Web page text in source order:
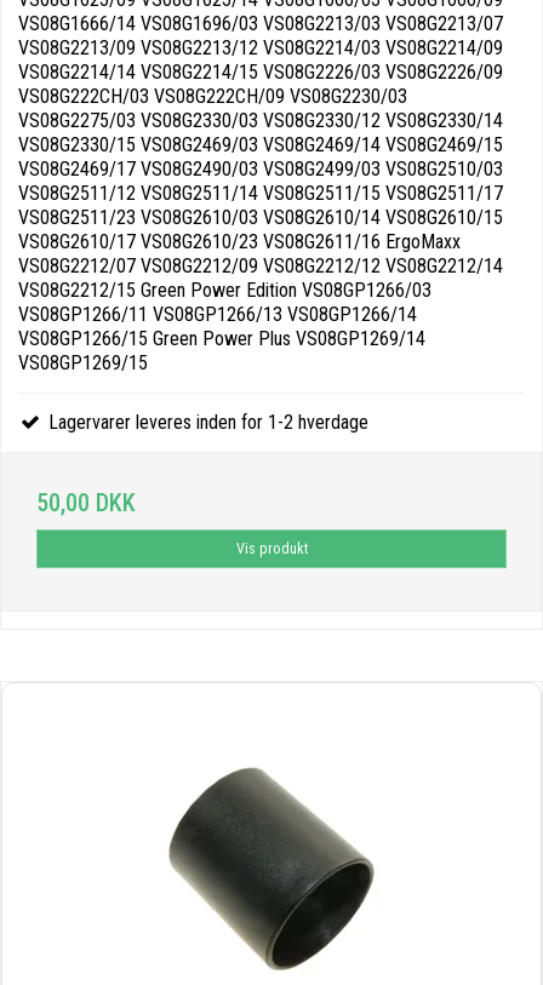
VS08G1666/14 VS08G1696/03 VS08G2213/03 VS08G2213/07
VS08G2213/09 VS08G2213/12 VS08G2214/03 VS08G2214/09
VS08G2214/14 VS08G2214/15 VS08G2226/03 VS08G2226/09
VS08G222CH/03 VS08G222CH/09 VS08G2230/03
VS08G2275/03 VS08G2330/03 VS08G2330/12 VS08G2330/14
VS08G2330/15 VS08G2469/03 VS08G2469/14 VS08G2469/15
VS08G2469/17 VS08G2490/03 VS08G2499/03 VS08G2510/03
VS08G2511/12 VS08G2511/14 VS08G2511/15 VS08G2511/17
VS08G2511/23 VS08G2610/03 VS08G2610/14 VS08G2610/15
VS08G2610/17 VS08G2610/23 VS08G2611/16 ErgoMaxx
VS08G2212/07 VS08G2212/09 VS08G2212/12 VS08G2212/14
VS08G2212/15 Green Power Edition VS08GP1266/03
VS08GP1266/11 VS08GP1266/13 VS08GP1266/14
VS08GP1266/15 Green Power Plus VS08GP1269/14
VS08GP1269/15
Lagervarer leveres inden for 1-2 hverdage
50,00 DKK
Vis produkt